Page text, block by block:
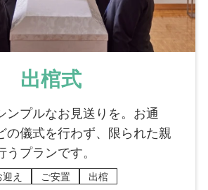
出棺式
ンプルなお見送りを。お通
の儀式を行わず、限られた親
プランです。
迎え ご安置 出棺